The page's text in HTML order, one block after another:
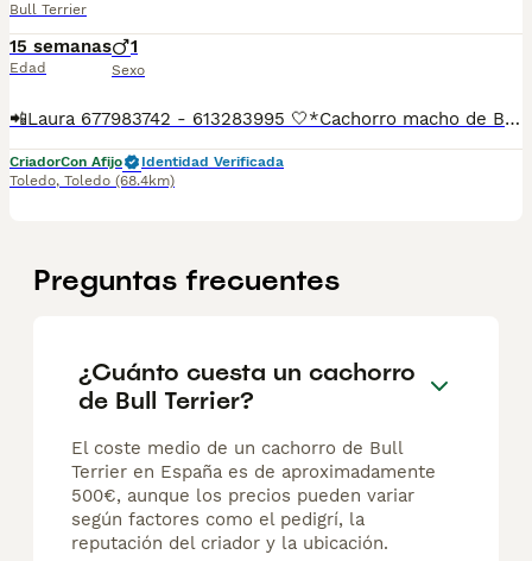
Bull Terrier
15 semanas
Edad
1
Sexo
📲Laura 677983742 - 613283995 🤍*Cachorro macho de Bull terrier tricolor *🤍 ¿Buscas un nuevo compañero para tu hogar? ❤️ Tenemos preciosos cachorros listos para encontrar una familia responsable. ✅ Vacunados ✅ Desparasitados ✅ Cartilla sanitaria ✅ Garantías incluidas ✅ Máxima atención y cuidado Se hacen envíos a toda España: Andalucía: Almería, Cádiz, Córdoba, Granada, Huelva, Jaén, Málaga, Sevilla.Aragón: Huesca, Teruel, Zaragoza.Asturias: Oviedo.Baleares: Palma.Canarias: Las Palmas de Gran Canaria, Santa Cruz de Tenerife.Cantabria: Santander.Castilla-La Mancha: Albacete, Ciudad Real, Cuenca, Guadalajara, Toledo.Castilla y León: Ávila, Burgos, León, Palencia, Salamanca, Segovia, Soria, Valladolid, Zamora.Cataluña: Barcelona, Gerona (Girona), Lérida (Lleida), Tarragona.Comunidad Valenciana: Alicante, Castellón de la Plana, Valencia.Extremadura: Badajoz, Cáceres.Galicia: La Coruña (A Coruña), Lugo, Orense (Ourense), Pontevedra.La Rioja: Logroño.Madrid: Madrid.Murcia: Murcia.Navarra: Pamplona.País Vasco: Bilbao (Vizcaya), San Sebastián (Guipúzcoa), Vitoria (Álava). 🐾 Cachorros sanos, sociables y criados con mucho cariño. 📲 ¡Pregunta sin compromiso por disponibilidad, fotos y precios por mensaje privado!
CriadorCon Afijo
Identidad Verificada
Toledo, Toledo (68.4km)
Preguntas frecuentes
¿Cuánto cuesta un cachorro
de Bull Terrier?
El coste medio de un cachorro de Bull
Terrier en España es de aproximadamente
500€, aunque los precios pueden variar
según factores como el pedigrí, la
reputación del criador y la ubicación.